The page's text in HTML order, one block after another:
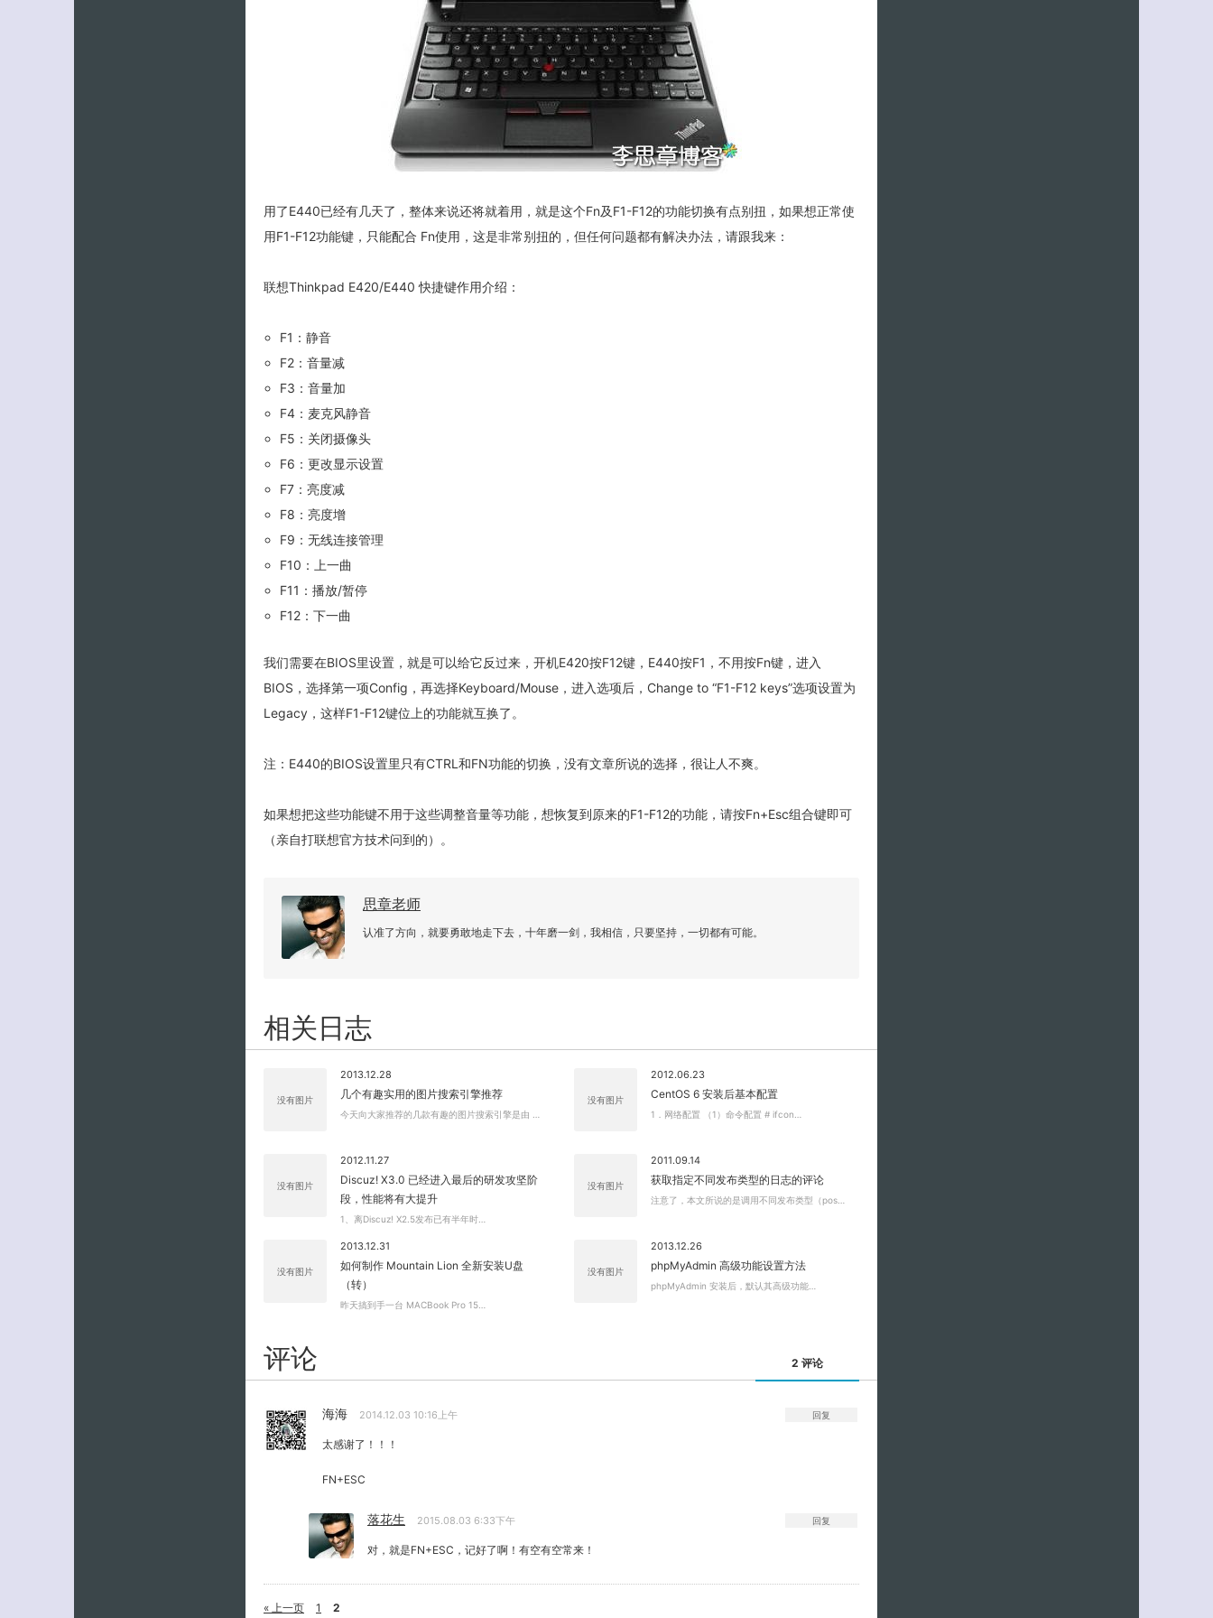
用了E440已经有几天了，整体来说还将就着用，就是这个Fn及F1-F12的功能切换有点别扭，如果想正常使
用F1-F12功能键，只能配合 Fn使用，这是非常别扭的，但任何问题都有解决办法，请跟我来：
联想Thinkpad E420/E440 快捷键作用介绍：
F1：静音
F2：音量减
F3：音量加
F4：麦克风静音
F5：关闭摄像头
F6：更改显示设置
F7：亮度减
F8：亮度增
F9：无线连接管理
F10：上一曲
F11：播放/暂停
F12：下一曲
我们需要在BIOS里设置，就是可以给它反过来，开机E420按F12键，E440按F1，不用按Fn键，进入
BIOS，选择第一项Config，再选择Keyboard/Mouse，进入选项后，Change to “F1-F12 keys”选项设置为
Legacy，这样F1-F12键位上的功能就互换了。
注：E440的BIOS设置里只有CTRL和FN功能的切换，没有文章所说的选择，很让人不爽。
如果想把这些功能键不用于这些调整音量等功能，想恢复到原来的F1-F12的功能，请按Fn+Esc组合键即可
（亲自打联想官方技术问到的）。
思章老师
认准了方向，就要勇敢地走下去，十年磨一剑，我相信，只要坚持，一切都有可能。
相关日志
没有图片
2013.12.28
几个有趣实用的图片搜索引擎推荐
今天向大家推荐的几款有趣的图片搜索引擎是由 …
没有图片
2012.06.23
CentOS 6 安装后基本配置
1．网络配置 （1）命令配置 # ifcon…
没有图片
2012.11.27
Discuz! X3.0 已经进入最后的研发攻坚阶
段，性能将有大提升
1、离Discuz! X2.5发布已有半年时…
没有图片
2011.09.14
获取指定不同发布类型的日志的评论
注意了，本文所说的是调用不同发布类型（pos…
没有图片
2013.12.31
如何制作 Mountain Lion 全新安装U盘
（转）
昨天搞到手一台 MACBook Pro 15…
没有图片
2013.12.26
phpMyAdmin 高级功能设置方法
phpMyAdmin 安装后，默认其高级功能…
评论 2 评论
海海 2014.12.03 10:16上午
太感谢了！！！
FN+ESC
回复
落花生 2015.08.03 6:33下午
对，就是FN+ESC，记好了啊！有空有空常来！
回复
« 上一页 1 2
关闭弹窗